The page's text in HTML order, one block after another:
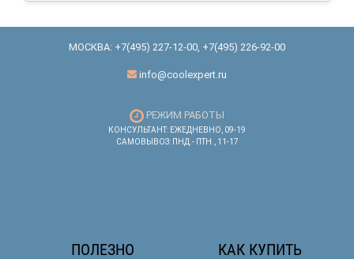
МОСКВА: +7(495) 227-12-00, +7(495) 226-92-00
info@coolexpert.ru
РЕЖИМ РАБОТЫ
КОНСУЛЬТАНТ: ЕЖЕДНЕВНО, 09-19
САМОВЫВОЗ: ПНД.- ПТН., 11-17
ПОЛЕЗНО КАК КУПИТЬ